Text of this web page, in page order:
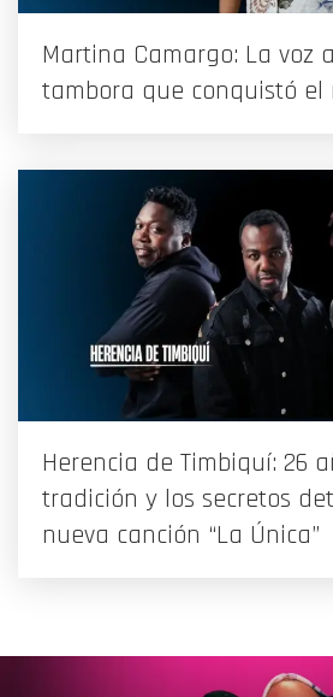
Martina Camargo: La voz
tambora que conquistó el
Herencia de Timbiquí: 26
tradición y los secretos
nueva canción “La Única”